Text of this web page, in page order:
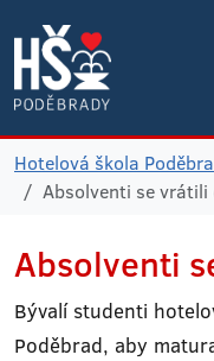
Hotelová škola
Absolventi se vrátili
Absolventi
Bývalí studenti
Poděbrad, aby